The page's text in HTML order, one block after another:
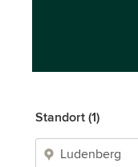
Standort (1)